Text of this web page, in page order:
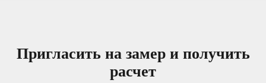
Пригласить на замер и получить
расчет